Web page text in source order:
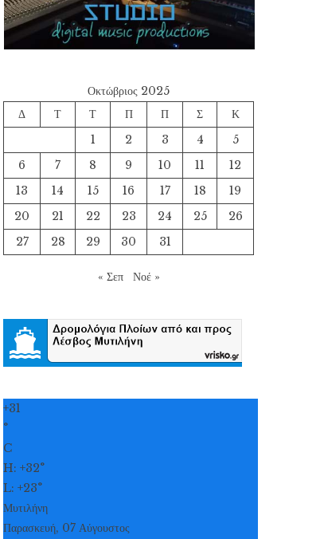
Οκτώβριος 2025
Δ
Τ Τ Π Π Σ
Κ
1
2 3 4
5
6
7 8 9 10 11
12
13
14 15 16 17 18
19
20
21 22 23 24 25
26
27
28 29 30 31
« Σεπ Νοέ »
+31
°
C
H:+32°
L:+23°
Μυτιλήνη
Παρασκευή, 07 Αύγουστος